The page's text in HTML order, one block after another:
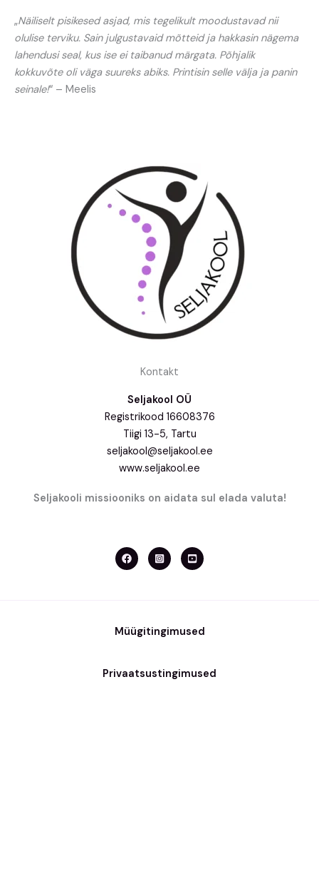
„Näiliselt pisikesed asjad, mis tegelikult moodustavad nii
olulise terviku. Sain julgustavaid mõtteid ja hakkasin nägema
lahendusi seal, kus ise ei taibanud märgata. Põhjalik
kokkuvõte oli väga suureks abiks. Printisin selle välja ja panin
seinale!“ – Meelis
Kontakt
Seljakool OÜ
Registrikood 16608376
Tiigi 13-5, Tartu
seljakool@seljakool.ee
www.seljakool.ee
Seljakooli missiooniks on aidata sul elada valuta!
Müügitingimused
Privaatsustingimused